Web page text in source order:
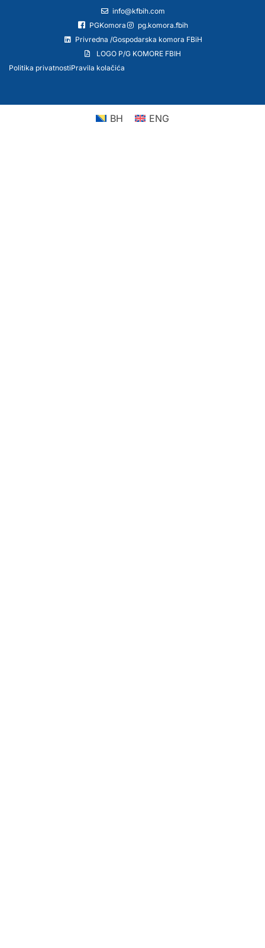
info@kfbih.com
PGKomora
pg.komora.fbih
Privredna /Gospodarska komora FBiH
LOGO P/G KOMORE FBIH
Politika privatnostiPravila kolačića
BH ENG